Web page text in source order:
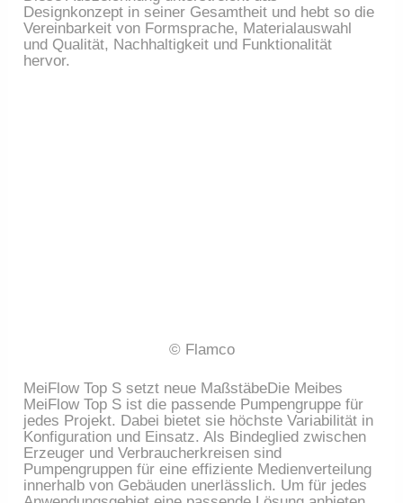
Designkonzept in seiner Gesamtheit und hebt so die
Vereinbarkeit von Formsprache, Materialauswahl
und Qualität, Nachhaltigkeit und Funktionalität
hervor.
© Flamco
MeiFlow Top S setzt neue MaßstäbeDie Meibes
MeiFlow Top S ist die passende Pumpengruppe für
jedes Projekt. Dabei bietet sie höchste Variabilität in
Konfiguration und Einsatz. Als Bindeglied zwischen
Erzeuger und Verbraucherkreisen sind
Pumpengruppen für eine effiziente Medienverteilung
innerhalb von Gebäuden unerlässlich. Um für jedes